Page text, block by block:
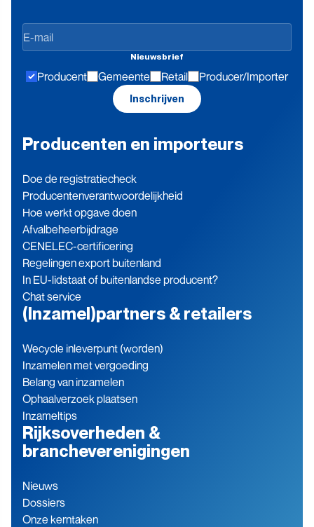
Op
de
blijven
Nieuwsbrief
Producent Gemeente Retail Producer/Importer
Inschrijven
Producenten en importeurs
Doe de registratiecheck
Producenten­verantwoordelijkheid
Hoe werkt opgave doen
Afvalbeheerbijdrage
CENELEC-certificering
Regelingen export buitenland
In EU-lidstaat of buitenlandse producent?
Chat service
(Inzamel)partners & retailers
Wecycle inleverpunt (worden)
Inzamelen met vergoeding
Belang van inzamelen
Ophaalverzoek plaatsen
Inzameltips
Rijksoverheden &
brancheverenigingen
Nieuws
Dossiers
Onze kerntaken